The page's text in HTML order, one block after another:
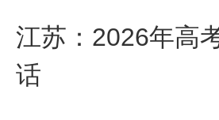
江苏：2026年高
话